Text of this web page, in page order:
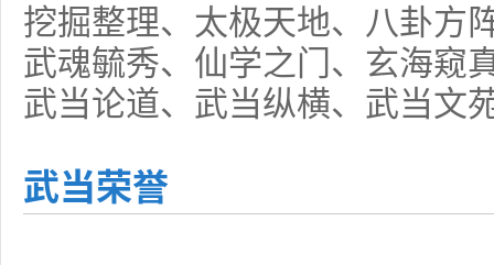
挖掘整理、太极天地、八卦方
武魂毓秀、仙学之门、玄海窥
武当论道、武当纵横、武当文
武当荣誉